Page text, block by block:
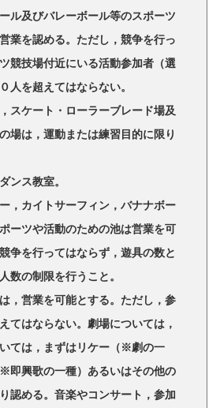
ル及びバレーボール等のスポーツ
業を認める。ただし，競争を行っ
競技場付近にいる活動参加者（選
人を超えてはならない。
スケート・ローラーブレード場及
場は，運動または練習目的に限り
ンス教室。
，カイトサーフィン，バナナボー
ーツや活動のための池は営業を可
争を行ってはならず，遊具の数と
数の制限を行うこと。
，営業を可能とする。ただし，参
てはならない。劇場については，
ては，まずはリケー（※劇の一
即興歌の一種）あるいはその他の
認める。音楽やコンサート，参加